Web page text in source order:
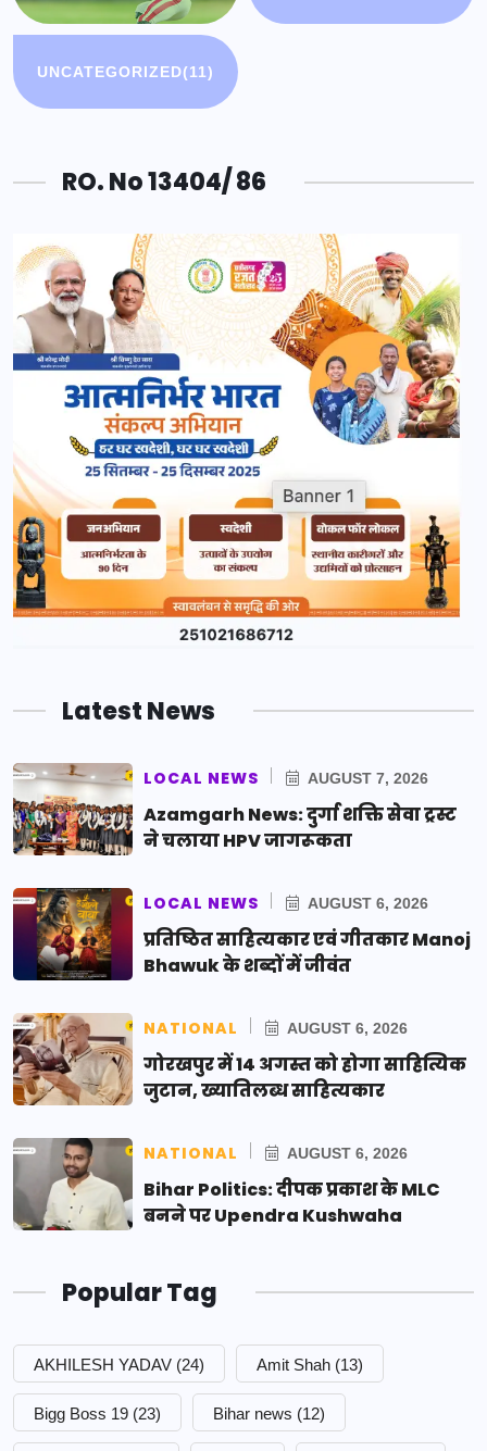
UNCATEGORIZED(11)
RO. No 13404/ 86
Latest News
LOCAL NEWS AUGUST 7, 2026
Azamgarh News: दुर्गा शक्ति सेवा ट्रस्ट
ने चलाया HPV जागरूकता
LOCAL NEWS AUGUST 6, 2026
प्रतिष्ठित साहित्यकार एवं गीतकार Manoj
Bhawuk के शब्दों में जीवंत
NATIONAL AUGUST 6, 2026
गोरखपुर में 14 अगस्त को होगा साहित्यिक
जुटान, ख्यातिलब्ध साहित्यकार
NATIONAL AUGUST 6, 2026
Bihar Politics: दीपक प्रकाश के MLC
बनने पर Upendra Kushwaha
Popular Tag
AKHILESH YADAV (24) Amit Shah (13)
Bigg Boss 19 (23) Bihar news (12)